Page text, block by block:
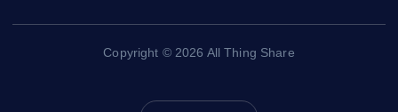
Copyright © 2026 All Thing Share